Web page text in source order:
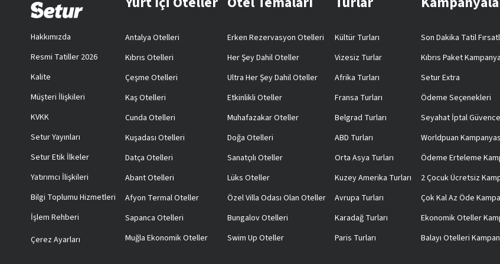
Hakkımızda
Resmi Tatiller 2026
Kalite
Müşteri İlişkileri
KVKK
Setur Yayınları
Setur Etik İlkeler
Yatırımcı İlişkileri
Bilgi Toplumu Hizmetleri
İşlem Rehberi
Çerez Ayarları
Antalya Otelleri
Kıbrıs Otelleri
Çeşme Otelleri
Kaş Otelleri
Cunda Otelleri
Kuşadası Otelleri
Datça Otelleri
Abant Otelleri
Afyon Termal Oteller
Sapanca Otelleri
Muğla Ekonomik Oteller
Erken Rezervasyon Otelleri
Her Şey Dahil Oteller
Ultra Her Şey Dahil Oteller
Etkinlikli Oteller
Muhafazakar Oteller
Doğa Otelleri
Sanatçılı Oteller
Lüks Oteller
Özel Villa Odası Olan Oteller
Bungalov Otelleri
Swim Up Oteller
Kültür Turları
Vizesiz Turlar
Afrika Turları
Fransa Turları
Belgrad Turları
ABD Turları
Orta Asya Turları
Kuzey Amerika Turları
Avrupa Turları
Karadağ Turları
Paris Turları
Son Dakika Tatil
Kıbrıs Paket
Setur Extra
Ödeme Seçenekleri
Seyahat İptal
Worldpuan
Ödeme Erteleme
2 Çocuk Ücretsiz
Çok Kal Az Öde
Ekonomik Oteller
Balayı Otelleri